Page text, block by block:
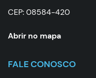
CEP: 08584-420
Abrir no mapa
FALE CONOSCO